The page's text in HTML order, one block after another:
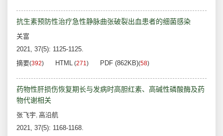
抗生素预防性治疗急性静脉曲张破裂出血患者的细菌感染
关富
2021, 37(5): 1125-1125.
摘要(392) HTML (271) PDF (862KB)(58)
药物性肝损伤恢复期长与发病时高胆红素、高碱性磷酸酶及药
物代谢相关
张飞宇, 高沿航
2021, 37(5): 1168-1168.